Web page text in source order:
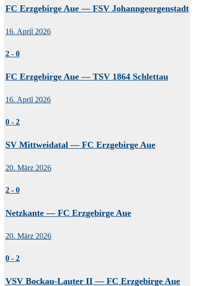
FC Erzgebirge Aue — FSV Johanngeorgenstadt
16. April 2026
2 - 0
FC Erzgebirge Aue — TSV 1864 Schlettau
16. April 2026
0 - 2
SV Mittweidatal — FC Erzgebirge Aue
20. März 2026
2 - 0
Netzkante — FC Erzgebirge Aue
20. März 2026
0 - 2
VSV Bockau-Lauter II — FC Erzgebirge Aue